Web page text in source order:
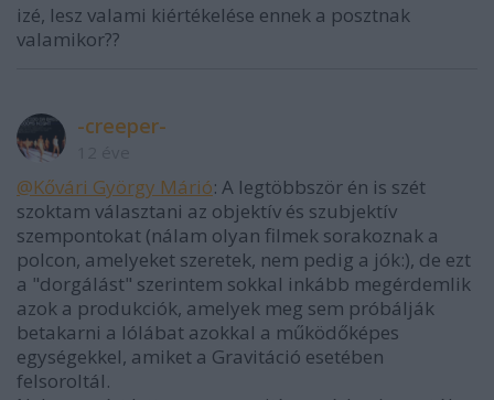
izé, lesz valami kiértékelése ennek a posztnak
valamikor??
-creeper-
@Kővári György Márió: A legtöbbször én is szét
szoktam választani az objektív és szubjektív
szempontokat (nálam olyan filmek sorakoznak a
polcon, amelyeket szeretek, nem pedig a jók:), de ezt
a "dorgálást" szerintem sokkal inkább megérdemlik
azok a produkciók, amelyek meg sem próbálják
betakarni a lólábat azokkal a működőképes
egységekkel, amiket a Gravitáció esetében
felsoroltál.